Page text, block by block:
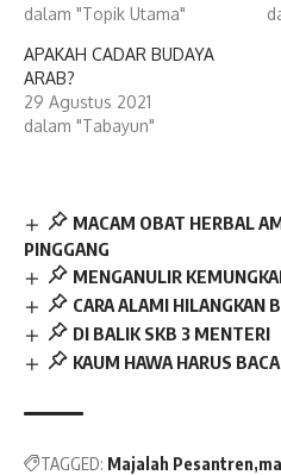
dalam "Topik Utama"
APAKAH CADAR BUDAYA
ARAB?
29 Agustus 2021
dalam "Tabayun"
MACAM OBAT HERBAL
PINGGANG
MENGANULIR
CARA ALAMI HILANGKAN
DI BALIK SKB 3 MENTERI
KAUM HAWA HARUS BACA
TAGGED: Majalah Pesantren